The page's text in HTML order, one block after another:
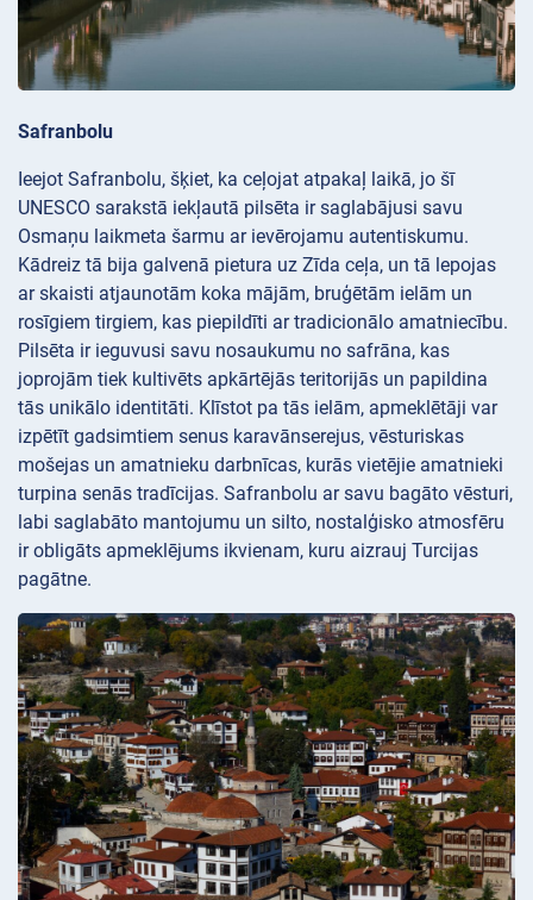
Safranbolu
Ieejot Safranbolu, šķiet, ka ceļojat atpakaļ laikā, jo šī
UNESCO sarakstā iekļautā pilsēta ir saglabājusi savu
Osmaņu laikmeta šarmu ar ievērojamu autentiskumu.
Kādreiz tā bija galvenā pietura uz Zīda ceļa, un tā lepojas
ar skaisti atjaunotām koka mājām, bruģētām ielām un
rosīgiem tirgiem, kas piepildīti ar tradicionālo amatniecību.
Pilsēta ir ieguvusi savu nosaukumu no safrāna, kas
joprojām tiek kultivēts apkārtējās teritorijās un papildina
tās unikālo identitāti. Klīstot pa tās ielām, apmeklētāji var
izpētīt gadsimtiem senus karavānserejus, vēsturiskas
mošejas un amatnieku darbnīcas, kurās vietējie amatnieki
turpina senās tradīcijas. Safranbolu ar savu bagāto vēsturi,
labi saglabāto mantojumu un silto, nostalģisko atmosfēru
ir obligāts apmeklējums ikvienam, kuru aizrauj Turcijas
pagātne.